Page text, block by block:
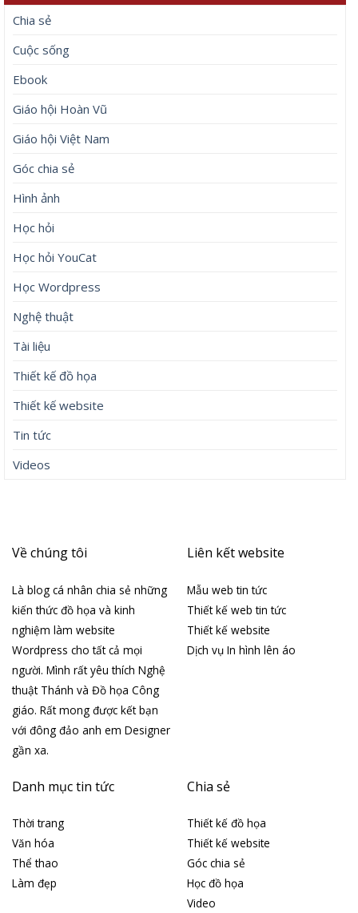
Chia sẻ
Cuộc sống
Ebook
Giáo hội Hoàn Vũ
Giáo hội Việt Nam
Góc chia sẻ
Hình ảnh
Học hỏi
Học hỏi YouCat
Học Wordpress
Nghệ thuật
Tài liệu
Thiết kế đồ họa
Thiết kế website
Tin tức
Videos
Về chúng tôi
Là blog cá nhân chia sẻ những
kiến thức đồ họa và kinh
nghiệm làm website
Wordpress cho tất cả mọi
người. Mình rất yêu thích Nghệ
thuật Thánh và Đồ họa Công
giáo. Rất mong được kết bạn
với đông đảo anh em Designer
gần xa.
Liên kết website
Mẫu web tin tức
Thiết kế web tin tức
Thiết kế website
Dịch vụ In hình lên áo
Danh mục tin tức
Thời trang
Văn hóa
Thể thao
Làm đẹp
Chia sẻ
Thiết kế đồ họa
Thiết kế website
Góc chia sẻ
Học đồ họa
Video